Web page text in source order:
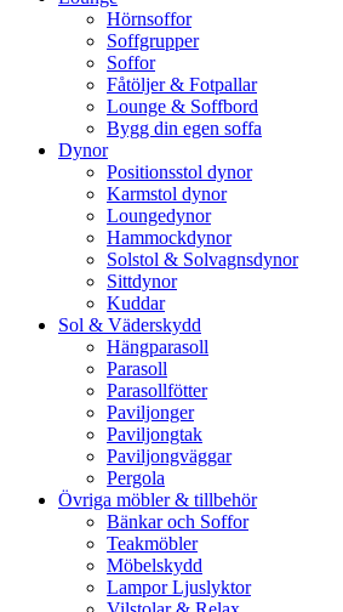
Hörnsoffor
Soffgrupper
Soffor
Fåtöljer & Fotpallar
Lounge & Soffbord
Bygg din egen soffa
Dynor
Positionsstol dynor
Karmstol dynor
Loungedynor
Hammockdynor
Solstol & Solvagnsdynor
Sittdynor
Kuddar
Sol & Väderskydd
Hängparasoll
Parasoll
Parasollfötter
Paviljonger
Paviljongtak
Paviljongväggar
Pergola
Övriga möbler & tillbehör
Bänkar och Soffor
Teakmöbler
Möbelskydd
Lampor Ljuslyktor